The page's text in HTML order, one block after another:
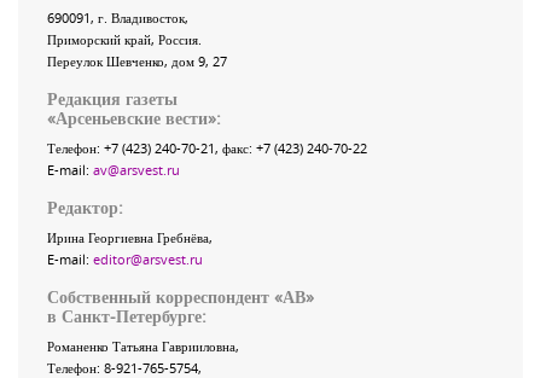
690091, г. Владивосток,
Приморский край, Россия
Переулок Шевченко, дом 9, 27
Редакция газеты
«Арсеньевские вести»:
Телефон: +7 (423) 240-70-21, факс: +7 (423) 240-70-22
E-mail: av@arsvest.ru
Редактор:
Ирина Георгиевна Гребнёва,
E-mail: editor@arsvest.ru
Собственный корреспондент «АВ»
в Санкт-Петербурге:
Романенко Татьяна Гаврииловна,
Телефон: 8-921-765-5754,